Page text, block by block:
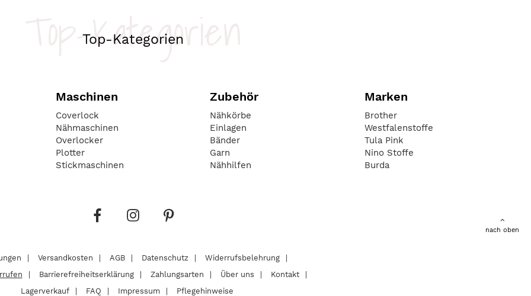
Top-Kategorien
Top-Kategorien
Maschinen
Coverlock
Nähmaschinen
Overlocker
Plotter
Stickmaschinen
Zubehör
Nähkörbe
Einlagen
Bänder
Garn
Nähhilfen
Marken
Brother
Westfalenstoffe
Tula Pink
Nino Stoffe
Burda
nach oben
Versandkosten AGB Datenschutz
Widerrufsbelehrung
Barrierefreiheitserklärung Zahlungsarten Über uns
Kontakt
Lagerverkauf
FAQ Impressum Pflegehinweise